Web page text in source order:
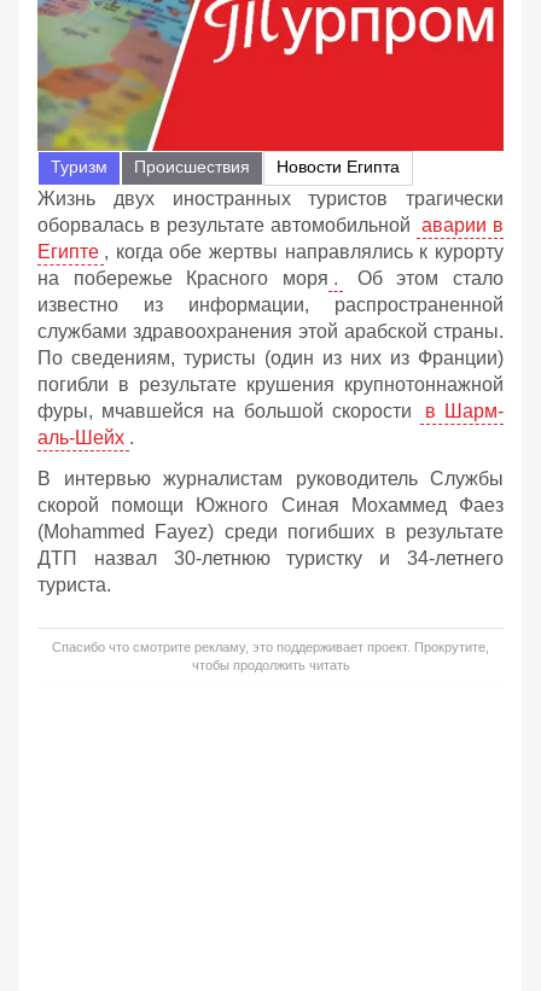
Туризм Происшествия Новости Египта
Жизнь двух иностранных туристов трагически
оборвалась в результате автомобильной аварии в
Египте , когда обе жертвы направлялись к курорту
на побережье Красного моря .
Об этом стало
известно из информации, распространенной
службами здравоохранения этой арабской страны.
По сведениям, туристы (один из них из Франции)
погибли в результате крушения крупнотоннажной
фуры, мчавшейся на большой скорости
в Шарм-
аль-Шейх .
В интервью журналистам руководитель Службы
скорой помощи Южного Синая Мохаммед Фаез
(Mohammed Fayez) среди погибших в результате
ДТП назвал 30-летнюю туристку и 34-летнего
туриста.
Спасибо что смотрите рекламу, это поддерживает проект. Прокрутите,
чтобы продолжить читать